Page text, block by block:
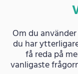
Om du
du har
få reda på
vanligaste